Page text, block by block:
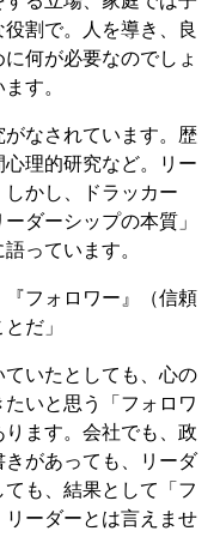
割で。人を導き、良
何が必要なのでしょ
す。
なされています。歴
理的研究など。リー
かし、ドラッカー
ダーシップの本質」
っています。
『フォロワー』（信頼
だ」
いたとしても、心の
いと思う「フォロワ
ます。会社でも、政
があっても、リーダ
も、結果として「フ
ーダーとは言えませ